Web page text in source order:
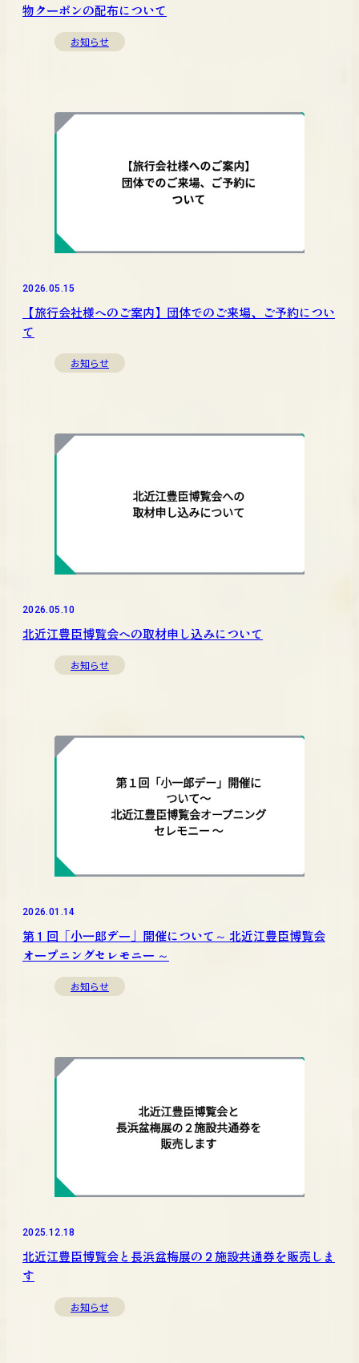
物クーポンの配布について
お知らせ
2026.05.15
【旅行会社様へのご案内】団体でのご来場、ご予約につい
て
お知らせ
2026.05.10
北近江豊臣博覧会への取材申し込みについて
お知らせ
2026.01.14
第１回「小一郎デー」開催について～ 北近江豊臣博覧会
オープニングセレモニー ～
お知らせ
2025.12.18
北近江豊臣博覧会と長浜盆梅展の２施設共通券を販売しま
す
お知らせ